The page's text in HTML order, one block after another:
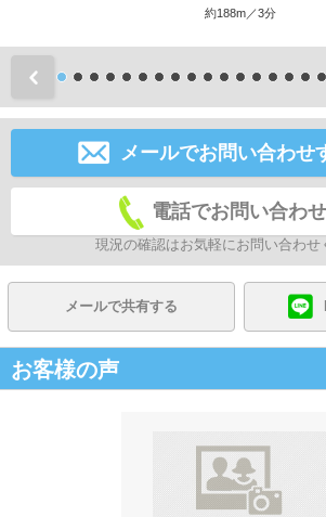
約188m／3分
前
メールでお問い合わせ
電話でお問い合わ
現況の確認はお気軽にお問い合わせ
メールで共有する
お客様の声